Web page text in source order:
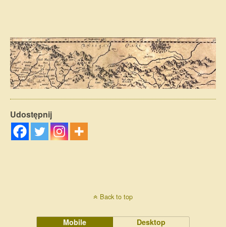
Udostępnij
Back to top
Mobile Desktop